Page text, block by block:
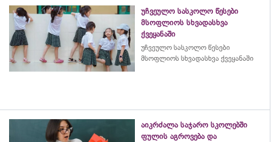
უჩვეულო სასკოლო წესები
მსოფლიოს სხვადასხვა
ქვეყანაში
უჩვეულო სასკოლო წესები
მსოფლიოს სხვადასხვა ქვეყანაში
აიკრძალა საჯარო სკოლებში
ფულის აგროვება და